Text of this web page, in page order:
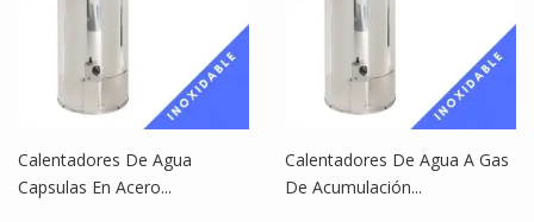
Calentadores De Agua
Capsulas En Acero...
Calentadores De Agua A Gas
De Acumulación...